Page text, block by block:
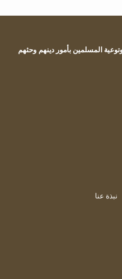
المسلمين بأمور دينهم وحثهم
نبذة عنا